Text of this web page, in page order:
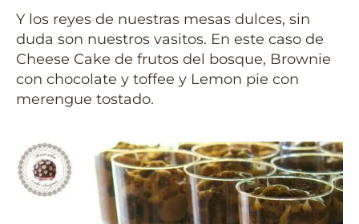
Y los reyes de nuestras mesas dulces, sin
duda son nuestros vasitos. En este caso de
Cheese Cake de frutos del bosque, Brownie
con chocolate y toffee y Lemon pie con
merengue tostado.